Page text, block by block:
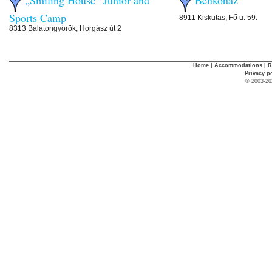
Sports Camp
8313 Balatongyörök, Horgász út 2
8911 Kiskutas, Fő u. 59.
Home Accommodations
Privacy
© 2003-